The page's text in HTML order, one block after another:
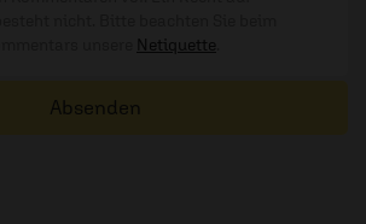
Netiquette
Absenden